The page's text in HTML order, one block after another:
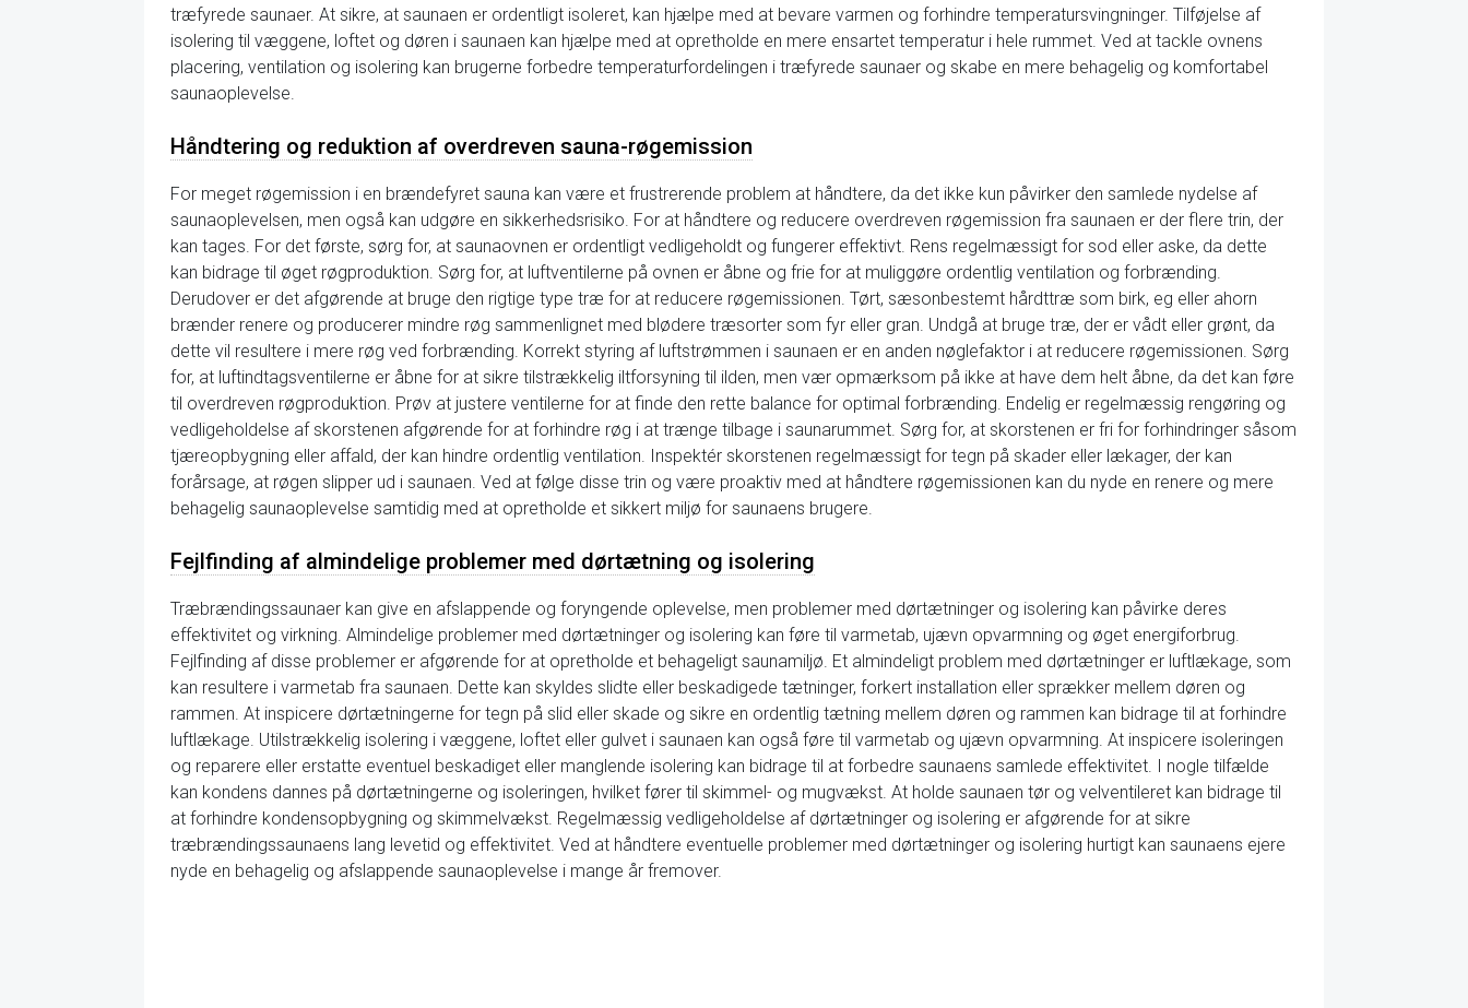
træfyrede saunaer. At sikre, at saunaen er ordentligt isoleret, kan hjælpe med at bevare varmen og forhindre temperatursvingninger. Tilføjelse af
isolering til væggene, loftet og døren i saunaen kan hjælpe med at opretholde en mere ensartet temperatur i hele rummet. Ved at tackle ovnens
placering, ventilation og isolering kan brugerne forbedre temperaturfordelingen i træfyrede saunaer og skabe en mere behagelig og komfortabel
saunaoplevelse.
Håndtering og reduktion af overdreven sauna-røgemission
For meget røgemission i en brændefyret sauna kan være et frustrerende problem at håndtere, da det ikke kun påvirker den samlede nydelse af
saunaoplevelsen, men også kan udgøre en sikkerhedsrisiko. For at håndtere og reducere overdreven røgemission fra saunaen er der flere trin, der
kan tages. For det første, sørg for, at saunaovnen er ordentligt vedligeholdt og fungerer effektivt. Rens regelmæssigt for sod eller aske, da dette
kan bidrage til øget røgproduktion. Sørg for, at luftventilerne på ovnen er åbne og frie for at muliggøre ordentlig ventilation og forbrænding.
Derudover er det afgørende at bruge den rigtige type træ for at reducere røgemissionen. Tørt, sæsonbestemt hårdttræ som birk, eg eller ahorn
brænder renere og producerer mindre røg sammenlignet med blødere træsorter som fyr eller gran. Undgå at bruge træ, der er vådt eller grønt, da
dette vil resultere i mere røg ved forbrænding. Korrekt styring af luftstrømmen i saunaen er en anden nøglefaktor i at reducere røgemissionen. Sørg
for, at luftindtagsventilerne er åbne for at sikre tilstrækkelig iltforsyning til ilden, men vær opmærksom på ikke at have dem helt åbne, da det kan føre
til overdreven røgproduktion. Prøv at justere ventilerne for at finde den rette balance for optimal forbrænding. Endelig er regelmæssig rengøring og
vedligeholdelse af skorstenen afgørende for at forhindre røg i at trænge tilbage i saunarummet. Sørg for, at skorstenen er fri for forhindringer såsom
tjæreopbygning eller affald, der kan hindre ordentlig ventilation. Inspektér skorstenen regelmæssigt for tegn på skader eller lækager, der kan
forårsage, at røgen slipper ud i saunaen. Ved at følge disse trin og være proaktiv med at håndtere røgemissionen kan du nyde en renere og mere
behagelig saunaoplevelse samtidig med at opretholde et sikkert miljø for saunaens brugere.
Fejlfinding af almindelige problemer med dørtætning og isolering
Træbrændingssaunaer kan give en afslappende og foryngende oplevelse, men problemer med dørtætninger og isolering kan påvirke deres
effektivitet og virkning. Almindelige problemer med dørtætninger og isolering kan føre til varmetab, ujævn opvarmning og øget energiforbrug.
Fejlfinding af disse problemer er afgørende for at opretholde et behageligt saunamiljø. Et almindeligt problem med dørtætninger er luftlækage, som
kan resultere i varmetab fra saunaen. Dette kan skyldes slidte eller beskadigede tætninger, forkert installation eller sprækker mellem døren og
rammen. At inspicere dørtætningerne for tegn på slid eller skade og sikre en ordentlig tætning mellem døren og rammen kan bidrage til at forhindre
luftlækage. Utilstrækkelig isolering i væggene, loftet eller gulvet i saunaen kan også føre til varmetab og ujævn opvarmning. At inspicere isoleringen
og reparere eller erstatte eventuel beskadiget eller manglende isolering kan bidrage til at forbedre saunaens samlede effektivitet. I nogle tilfælde
kan kondens dannes på dørtætningerne og isoleringen, hvilket fører til skimmel- og mugvækst. At holde saunaen tør og velventileret kan bidrage til
at forhindre kondensopbygning og skimmelvækst. Regelmæssig vedligeholdelse af dørtætninger og isolering er afgørende for at sikre
træbrændingssaunaens lang levetid og effektivitet. Ved at håndtere eventuelle problemer med dørtætninger og isolering hurtigt kan saunaens ejere
nyde en behagelig og afslappende saunaoplevelse i mange år fremover.